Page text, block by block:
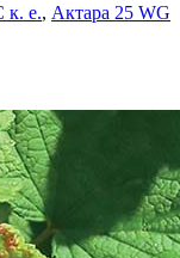
к. е., Актара 25 WG